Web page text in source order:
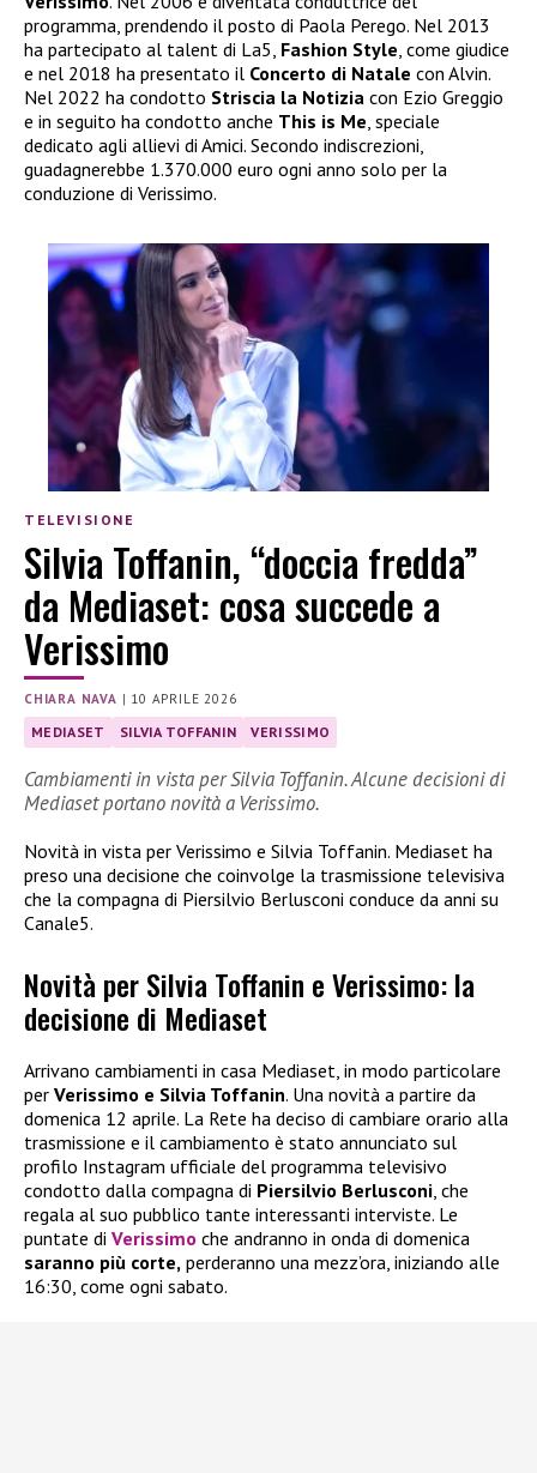
programma, prendendo il posto di Paola Perego. Nel 2013
ha partecipato al talent di La5, Fashion Style, come giudice
e nel 2018 ha presentato il Concerto di Natale con Alvin.
Nel 2022 ha condotto Striscia la Notizia con Ezio Greggio
e in seguito ha condotto anche This is Me, speciale
dedicato agli allievi di Amici. Secondo indiscrezioni,
guadagnerebbe 1.370.000 euro ogni anno solo per la
conduzione di Verissimo.
TELEVISIONE
Silvia Toffanin, “doccia fredda”
da Mediaset: cosa succede a
Verissimo
CHIARA NAVA | 10 APRILE 2026
MEDIASET SILVIA TOFFANIN VERISSIMO
Cambiamenti in vista per Silvia Toffanin. Alcune decisioni di
Mediaset portano novità a Verissimo.
Novità in vista per Verissimo e Silvia Toffanin. Mediaset ha
preso una decisione che coinvolge la trasmissione televisiva
che la compagna di Piersilvio Berlusconi conduce da anni su
Canale5.
Novità per Silvia Toffanin e Verissimo: la
decisione di Mediaset
Arrivano cambiamenti in casa Mediaset, in modo particolare
per Verissimo e Silvia Toffanin. Una novità a partire da
domenica 12 aprile. La Rete ha deciso di cambiare orario alla
trasmissione e il cambiamento è stato annunciato sul
profilo Instagram ufficiale del programma televisivo
condotto dalla compagna di Piersilvio Berlusconi , che
regala al suo pubblico tante interessanti interviste. Le
puntate di Verissimo che andranno in onda di domenica
saranno più corte, perderanno una mezz’ora, iniziando alle
16:30, come ogni sabato.